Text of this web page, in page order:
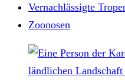
Vernachlässigte
Zoonosen